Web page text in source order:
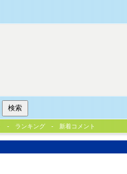
ランキング 新着コメント